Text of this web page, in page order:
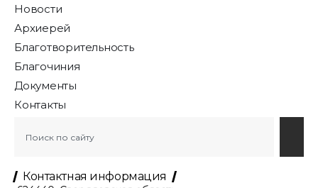
Новости
Архиерей
Благотворительность
Благочиния
Документы
Контакты
Контактная информация